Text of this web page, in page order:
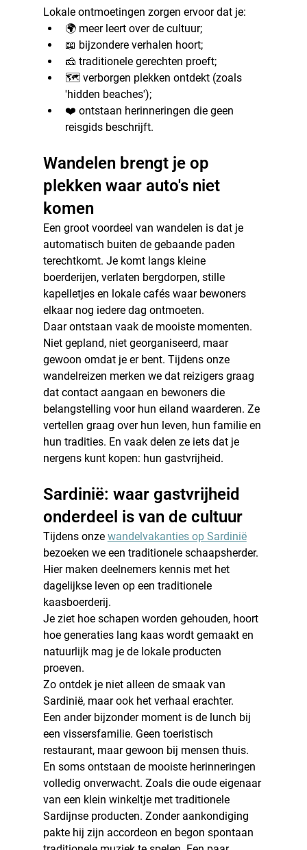
Lokale ontmoetingen zorgen ervoor dat je:
🌍 meer leert over de cultuur;
📖 bijzondere verhalen hoort;
🧀 traditionele gerechten proeft;
🗺️ verborgen plekken ontdekt (zoals
'hidden beaches');
❤️ ontstaan herinneringen die geen
reisgids beschrijft.
Wandelen brengt je op
plekken waar auto's niet
komen
Een groot voordeel van wandelen is dat je
automatisch buiten de gebaande paden
terechtkomt. Je komt langs kleine
boerderijen, verlaten bergdorpen, stille
kapelletjes en lokale cafés waar bewoners
elkaar nog iedere dag ontmoeten.
Daar ontstaan vaak de mooiste momenten.
Niet gepland, niet georganiseerd, maar
gewoon omdat je er bent. Tijdens onze
wandelreizen merken we dat reizigers graag
dat contact aangaan en bewoners die
belangstelling voor hun eiland waarderen. Ze
vertellen graag over hun leven, hun familie en
hun tradities. En vaak delen ze iets dat je
nergens kunt kopen: hun gastvrijheid.
Sardinië: waar gastvrijheid
onderdeel is van de cultuur
Tijdens onze wandelvakanties op Sardinië
bezoeken we een traditionele schaapsherder.
Hier maken deelnemers kennis met het
dagelijkse leven op een traditionele
kaasboerderij.
Je ziet hoe schapen worden gehouden, hoort
hoe generaties lang kaas wordt gemaakt en
natuurlijk mag je de lokale producten
proeven.
Zo ontdek je niet alleen de smaak van
Sardinië, maar ook het verhaal erachter.
Een ander bijzonder moment is de lunch bij
een vissersfamilie. Geen toeristisch
restaurant, maar gewoon bij mensen thuis.
En soms ontstaan de mooiste herinneringen
volledig onverwacht. Zoals die oude eigenaar
van een klein winkeltje met traditionele
Sardijnse producten. Zonder aankondiging
pakte hij zijn accordeon en begon spontaan